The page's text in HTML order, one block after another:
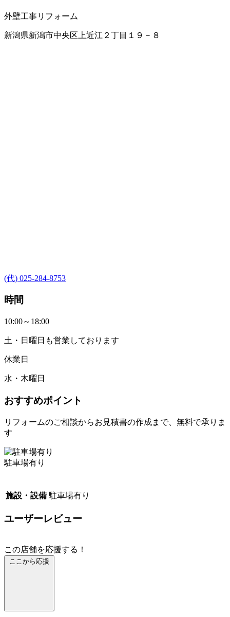
外壁工事リフォーム
新潟県新潟市中央区上近江２丁目１９－８
(代) 025-284-8753
時間
10:00～18:00
土・日曜日も営業しております
休業日
水・木曜日
おすすめポイント
リフォームのご相談からお見積書の作成まで、無料で承りま
す
駐車場有り
施設・設備 駐車場有り
ユーザーレビュー
この店舗を応援する！
ここから応援